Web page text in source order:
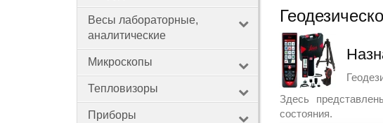
Весы лабораторные,
аналитические
Микроскопы
Тепловизоры
Приборы
Здесь
состояния.